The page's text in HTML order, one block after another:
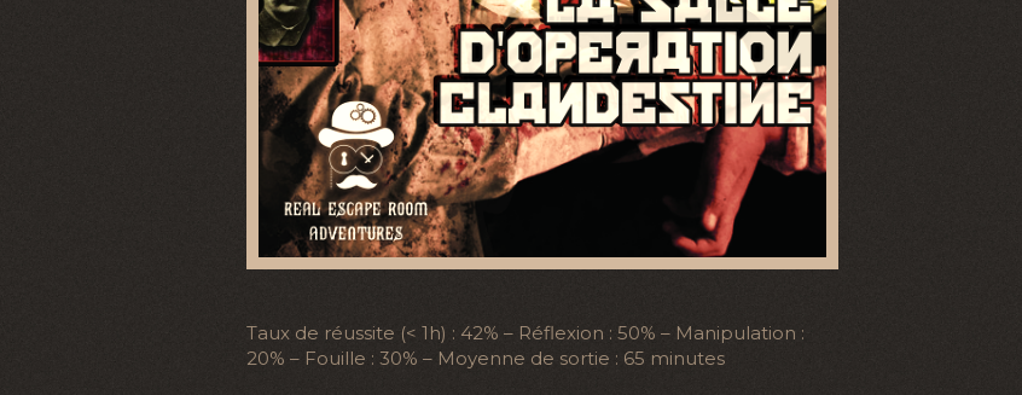
Taux de réussite (< 1h) : 42% – Réflexion : 50% – Manipulation :
20% – Fouille : 30% – Moyenne de sortie : 65 minutes